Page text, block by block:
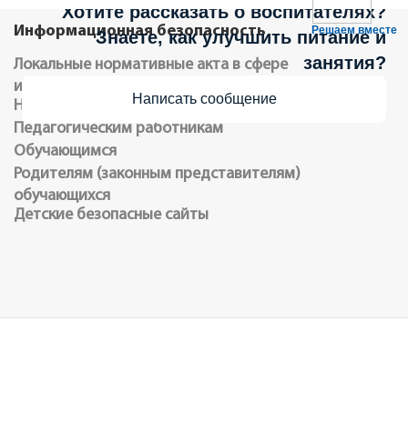
Решаем вместе
Хотите рассказать о воспитателях?
Знаете, как улучшить питание и
занятия?
Написать сообщение
Информационная безопасность
Локальные нормативные акта в сфере
информационной безопасности обучающихся
Нормативное регулирование
Педагогическим работникам
Обучающимся
Родителям (законным представителям)
обучающихся
Детские безопасные сайты